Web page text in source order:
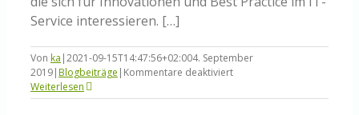
Service interessieren. […]
Von ka |2021-09-15T14:47:56+02:004. September
2019|Blogbeiträge | Kommentare deaktiviertfür
in
Weiterlesen